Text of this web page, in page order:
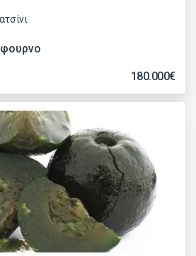
180.000€